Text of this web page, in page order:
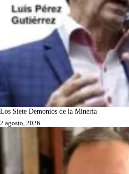
Los Siete Demonios de la Minería
2 agosto, 2026